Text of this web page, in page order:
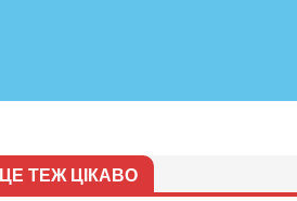
ЦЕ ТЕЖ ЦІКАВО